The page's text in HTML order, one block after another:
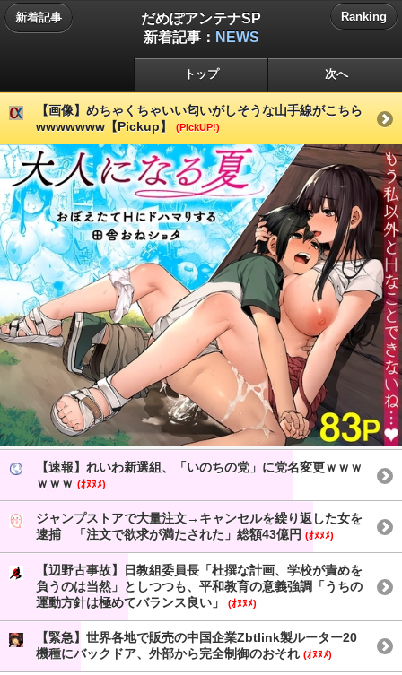
新着記事
だめぽアンテナSP
新着記事： NEWS
Ranking
トップ 次へ
【画像】めちゃくちゃいい匂いがしそうな山手線がこちら
wwwwwww【Pickup】
(PickUP!)
【速報】れいわ新選組、「いのちの党」に党名変更ｗｗｗ
ｗｗｗ (ｵﾇﾇﾒ)
ジャンプストアで大量注文→キャンセルを繰り返した女を
逮捕 「注文で欲求が満たされた」総額43億円 (ｵﾇﾇﾒ)
【辺野古事故】日教組委員長「杜撰な計画、学校が責めを
負うのは当然」としつつも、平和教育の意義強調「うちの
運動方針は極めてバランス良い」
(ｵﾇﾇﾒ)
【緊急】世界各地で販売の中国企業Zbtlink製ルーター20
機種にバックドア、外部から完全制御のおそれ (ｵﾇﾇﾒ)